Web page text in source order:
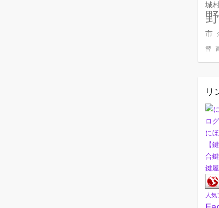
城
市
替
リ
に
【
合
鍵
人